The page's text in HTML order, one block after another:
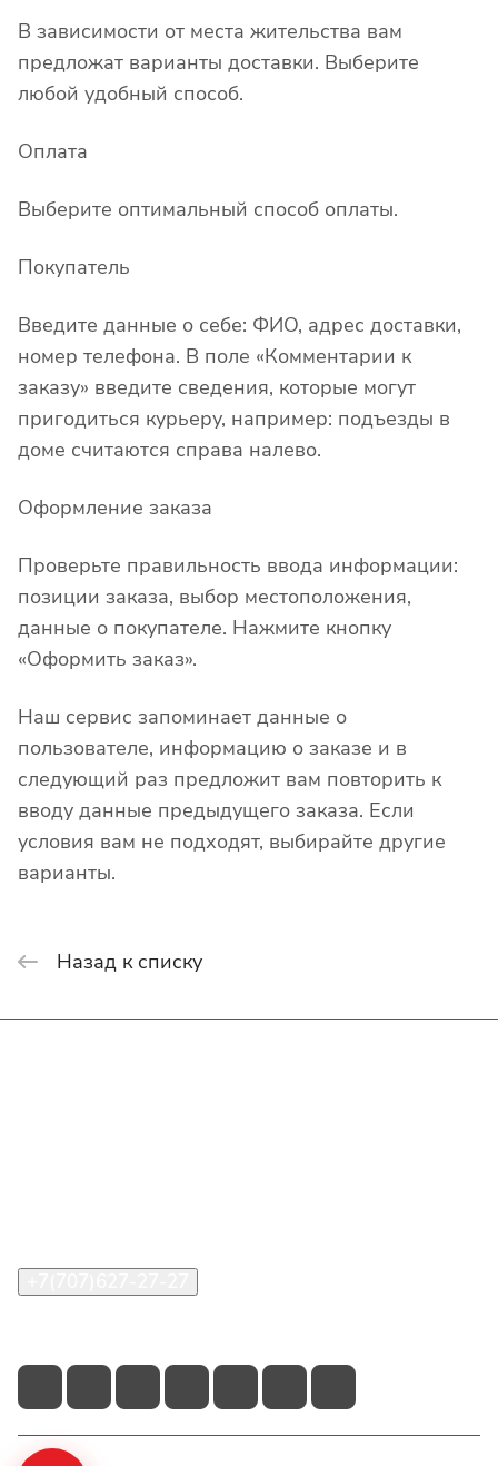
В зависимости от места жительства вам
предложат варианты доставки. Выберите
любой удобный способ.
Оплата
Выберите оптимальный способ оплаты.
Покупатель
Введите данные о себе: ФИО, адрес доставки,
номер телефона. В поле «Комментарии к
заказу» введите сведения, которые могут
пригодиться курьеру, например: подъезды в
доме считаются справа налево.
Оформление заказа
Проверьте правильность ввода информации:
позиции заказа, выбор местоположения,
данные о покупателе. Нажмите кнопку
«Оформить заказ».
Наш сервис запоминает данные о
пользователе, информацию о заказе и в
следующий раз предложит вам повторить к
вводу данные предыдущего заказа. Если
условия вам не подходят, выбирайте другие
варианты.
Назад к списку